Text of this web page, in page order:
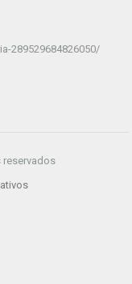
289529684826050/
reservados